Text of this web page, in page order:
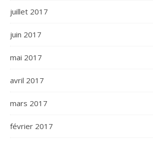
juillet 2017
juin 2017
mai 2017
avril 2017
mars 2017
février 2017